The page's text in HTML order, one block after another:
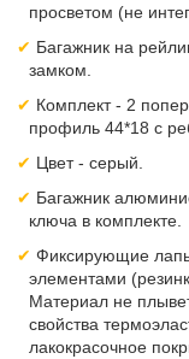
просветом (не
Багажник на
замком.
Комплект - 2
профиль 44*18 с
Цвет - серый.
Багажник
ключа в комплекте.
Фиксирующие
элементами
Материал не
свойства
лакокрасочное